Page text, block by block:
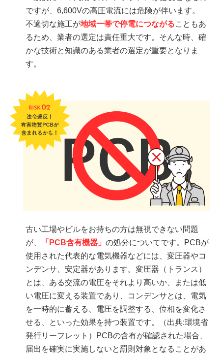
ですが、6,600Vの高圧電流には危険が伴います。
不適切な施工が地域一帯で停電につながることもあ
るため、業者の選定は責任重大です。そんな時、確
かな技術と知識のある業者の選定が重要となりま
す。
古い工場やビルをお持ちの方は無視できない問題
が、
「PCB含有機器」 の処分についてです。PCBが
使用された代表的な電気機器などには、変圧器やコ
ンデンサ、安定器があります。変圧器（トランス）
とは、ある交流の電圧をそれより高いか、または低
い電圧に変える装置であり、コンデンサとは、電気
を一時的に蓄える、電圧を調整する、位相を変化さ
せる、といった効果を持つ装置です。（出典:環境省
発行リーフレット）PCBの含有が確認された場合、
届出を確実に実施しないと罰則対象となることがあ